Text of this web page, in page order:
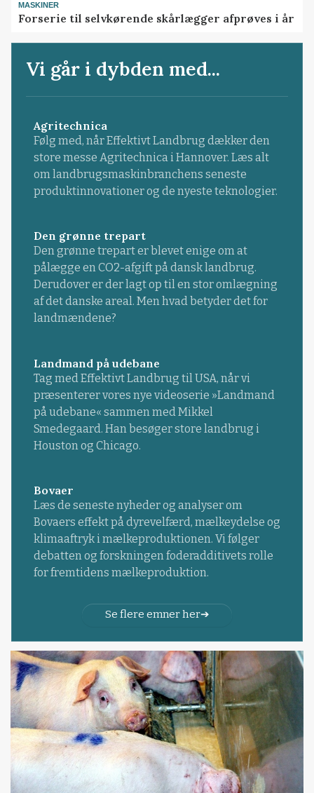
MASKINER
Forserie til selvkørende skårlægger afprøves i år
Vi går i dybden med...
Agritechnica
Følg med, når Effektivt Landbrug dækker den
store messe Agritechnica i Hannover. Læs alt
om landbrugsmaskinbranchens seneste
produktinnovationer og de nyeste teknologier.
Den grønne trepart
Den grønne trepart er blevet enige om at
pålægge en CO2-afgift på dansk landbrug.
Derudover er der lagt op til en stor omlægning
af det danske areal. Men hvad betyder det for
landmændene?
Landmand på udebane
Tag med Effektivt Landbrug til USA, når vi
præsenterer vores nye videoserie »Landmand
på udebane« sammen med Mikkel
Smedegaard. Han besøger store landbrug i
Houston og Chicago.
Bovaer
Læs de seneste nyheder og analyser om
Bovaers effekt på dyrevelfærd, mælkeydelse og
klimaaftryk i mælkeproduktionen. Vi følger
debatten og forskningen foderadditivets rolle
for fremtidens mælkeproduktion.
Se flere emner her